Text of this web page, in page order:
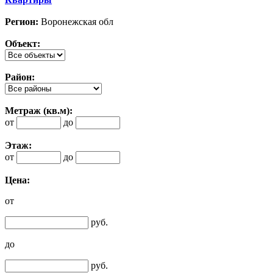
Регион: Воронежская обл
Объект:
Район:
Метраж (кв.м):
от
до
Этаж:
от
до
Цена:
от
руб.
до
руб.